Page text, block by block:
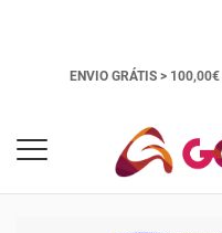
ENVIO GRÁTIS >